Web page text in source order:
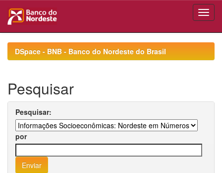
navigationDSpace - BNB - Banco do Nordeste do Brasil
Pesquisar
Pesquisar:
por